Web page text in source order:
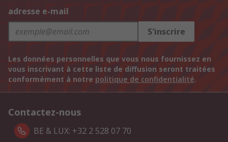
adresse e-mail
S'inscrire
Les données personnelles que vous nous fournissez en
vous inscrivant à cette liste de diffusion seront traitées
conformément à notre politique de confidentialité.
Contactez-nous
BE & LUX: +32 2 528 07 70